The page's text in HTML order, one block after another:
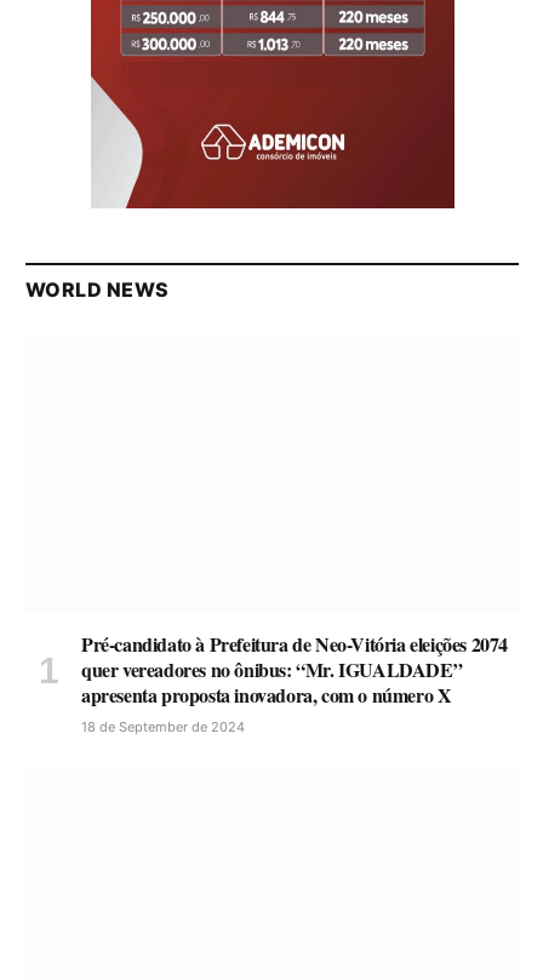
WORLD NEWS
Pré-candidato à Prefeitura de Neo-Vitória eleições 2074
quer vereadores no ônibus: “Mr. IGUALDADE”
apresenta proposta inovadora, com o número X
18 de September de 2024